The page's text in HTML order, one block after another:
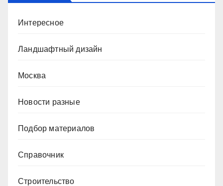
Интересное
Ландшафтный дизайн
Москва
Новости разные
Подбор материалов
Справочник
Строительство